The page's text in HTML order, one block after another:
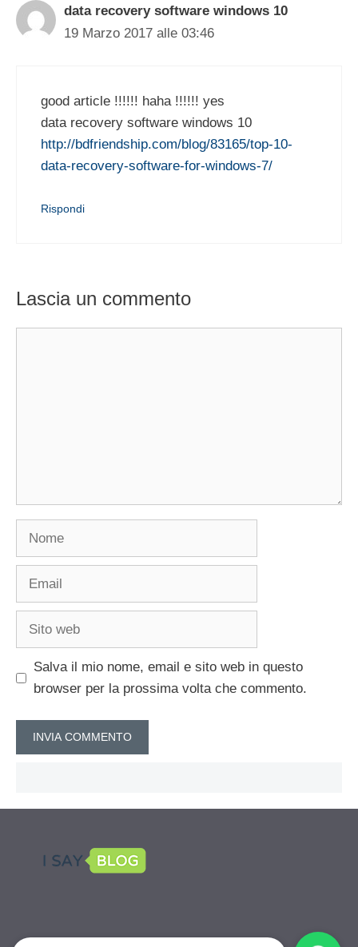
data recovery software windows 10
19 Marzo 2017 alle 03:46
good article !!!!!! haha !!!!!! yes
data recovery software windows 10
http://bdfriendship.com/blog/83165/top-10-
data-recovery-software-for-windows-7/
Rispondi
Lascia un commento
Nome
Email
Sito
Salva il mio nome, email e sito web in questo
browser per la prossima volta che commento.